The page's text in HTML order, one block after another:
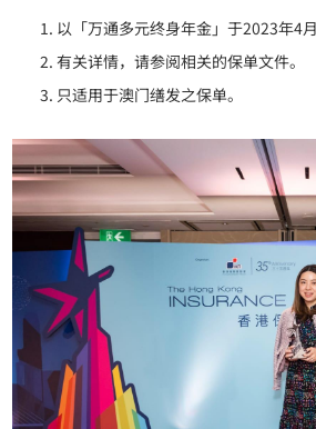
以「万通多元终身年金」于2023年4
有关详情，请参阅相关的保单文件。
只适用于澳门缮发之保单。